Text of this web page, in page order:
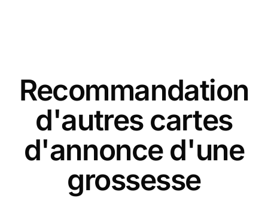
Recommandation
d'autres cartes
d'annonce d'une
grossesse